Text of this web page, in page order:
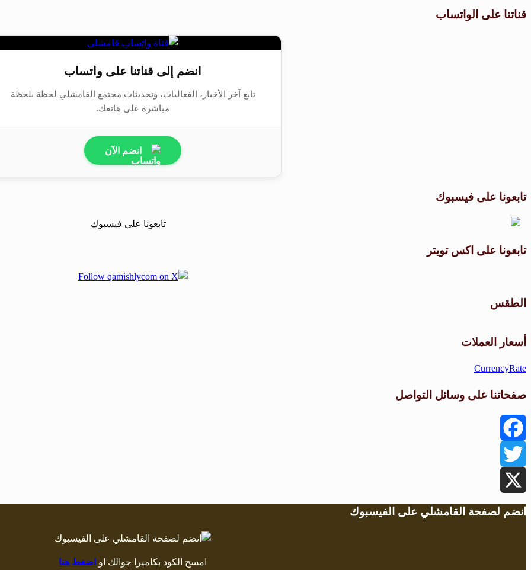
قناتنا على الواتساب
انضم إلى قناتنا على واتساب
تابع آخر الأخبار، الفعاليات، وتحديثات مجتمع القامشلي لحظة بلحظة
مباشرة على هاتفك.
انضم الآن
تابعونا على فيسبوك
تابعونا على اكس تويتر
الطقس
أسعار العملات
CurrencyRate
صفحاتنا على وسائل التواصل
Facebook
Twitter
X
انضم لصفحة القامشلي على الفيسبوك
امسح الكود بكاميرا جوالك او اضغط هنا